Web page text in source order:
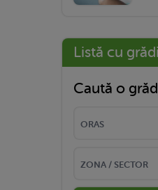
Listă cu
Caută o